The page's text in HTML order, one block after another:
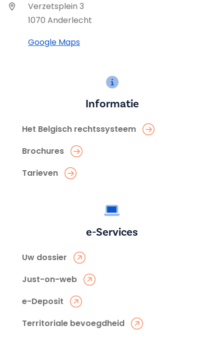
Verzetsplein 3
1070 Anderlecht
Google Maps
Informatie
Het Belgisch rechtssysteem
Brochures
Tarieven
e-Services
Uw dossier
Just-on-web
e-Deposit
Territoriale bevoegdheid